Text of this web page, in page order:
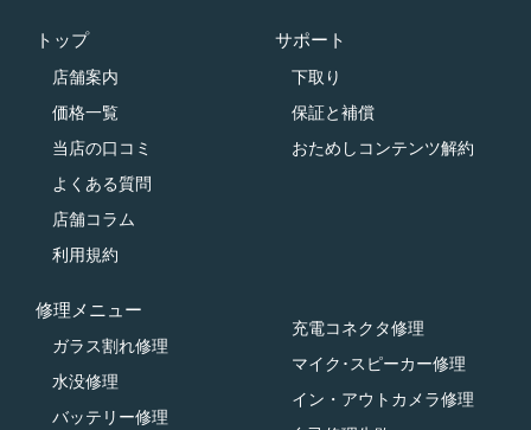
トップ
店舗案内
価格一覧
当店の口コミ
よくある質問
店舗コラム
利用規約
サポート
下取り
保証と補償
おためしコンテンツ解約
修理メニュー
ガラス割れ修理
水没修理
バッテリー修理
充電コネクタ修理
マイク･スピーカー修理
イン・アウトカメラ修理